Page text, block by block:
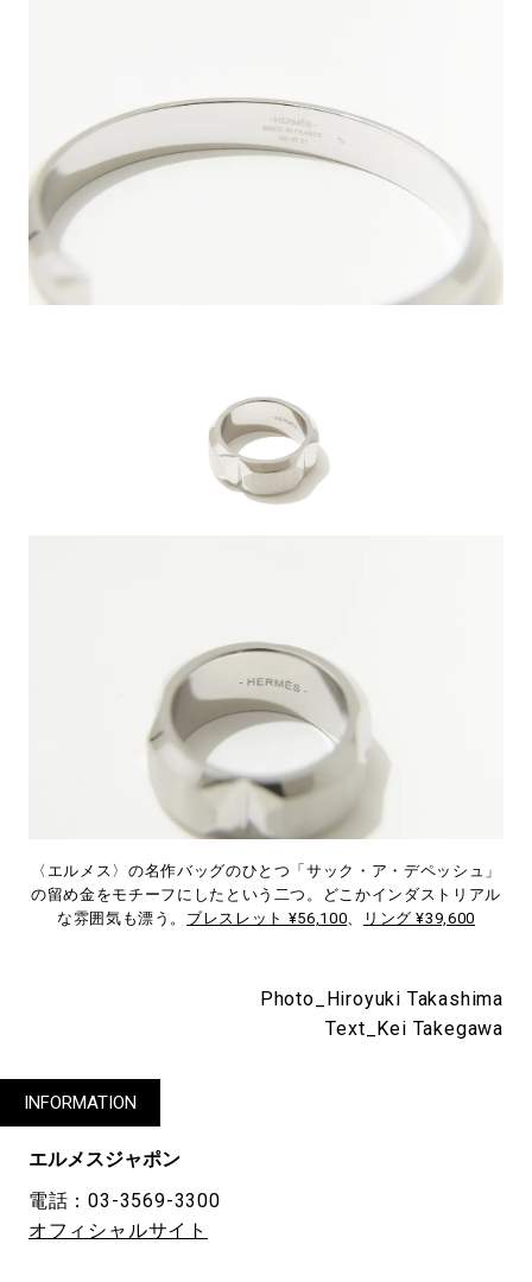
〈エルメス〉の名作バッグのひとつ「サック・ア・デペッシュ」
の留め金をモチーフにしたという二つ。どこかインダストリアル
な雰囲気も漂う。 ブレスレット ¥56,100、 リング ¥39,600
Photo_Hiroyuki Takashima
Text_Kei Takegawa
INFORMATION
エルメスジャポン
電話：03-3569-3300
オフィシャルサイト